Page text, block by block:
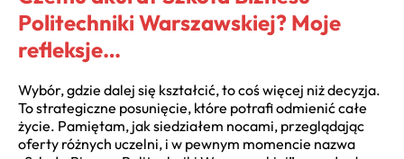
Politechniki Warszawskiej? Moje
refleksje…
Wybór, gdzie dalej się kształcić, to coś więcej niż decyzja.
To strategiczne posunięcie, które potrafi odmienić całe
życie. Pamiętam, jak siedziałem nocami, przeglądając
oferty różnych uczelni, i w pewnym momencie nazwa